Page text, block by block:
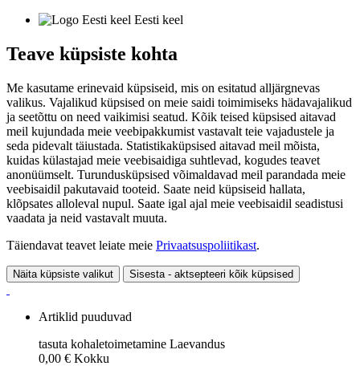
Eesti keel
Teave küpsiste kohta
Me kasutame erinevaid küpsiseid, mis on esitatud alljärgnevas
valikus. Vajalikud küpsised on meie saidi toimimiseks hädavajalikud
ja seetõttu on need vaikimisi seatud. Kõik teised küpsised aitavad
meil kujundada meie veebipakkumist vastavalt teie vajadustele ja
seda pidevalt täiustada. Statistikaküpsised aitavad meil mõista,
kuidas külastajad meie veebisaidiga suhtlevad, kogudes teavet
anonüümselt. Turundusküpsised võimaldavad meil parandada meie
veebisaidil pakutavaid tooteid. Saate neid küpsiseid hallata,
klõpsates alloleval nupul. Saate igal ajal meie veebisaidil seadistusi
vaadata ja neid vastavalt muuta.
Täiendavat teavet leiate meie Privaatsuspoliitikast.
Näita küpsiste valikut Sisesta - aktsepteeri kõik küpsised
Artiklid puuduvad
tasuta kohaletoimetamine Laevandus
0,00 € Kokku